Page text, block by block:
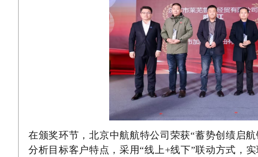
在颁奖环节，北京中航航特公司荣获“蓄势创绩启
分析目标客户特点，采用“线上+线下”联动方式，实